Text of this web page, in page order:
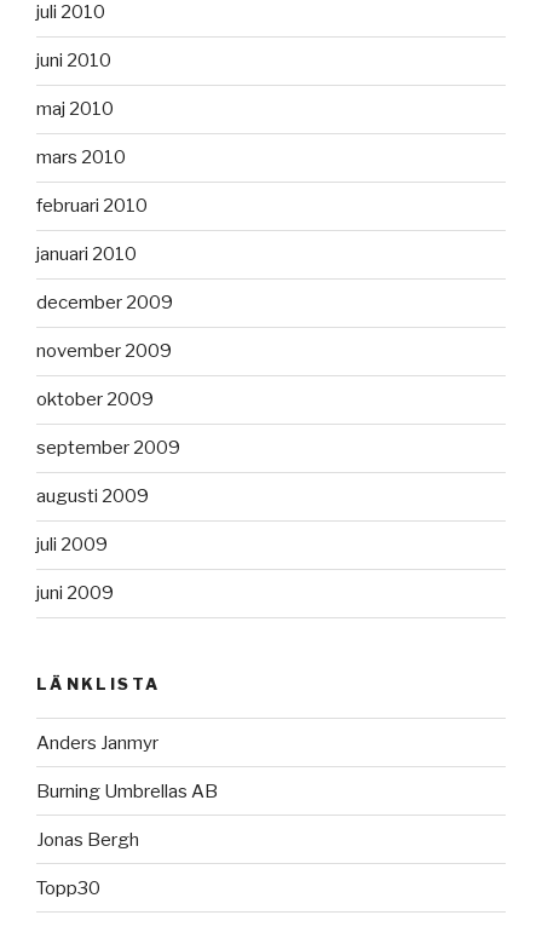
juli 2010
juni 2010
maj 2010
mars 2010
februari 2010
januari 2010
december 2009
november 2009
oktober 2009
september 2009
augusti 2009
juli 2009
juni 2009
LÄNKLISTA
Anders Janmyr
Burning Umbrellas AB
Jonas Bergh
Topp30